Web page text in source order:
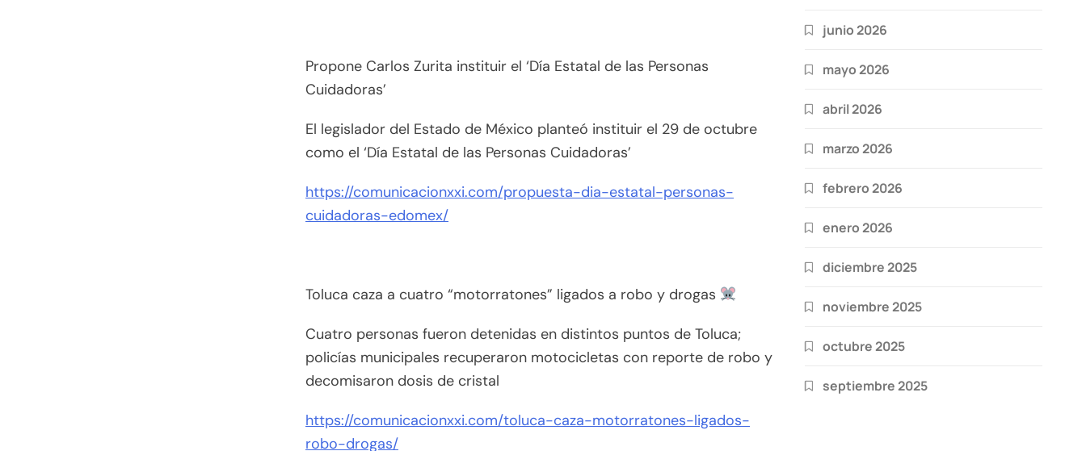
Propone Carlos Zurita instituir el ‘Día Estatal de las Personas
Cuidadoras’
El legislador del Estado de México planteó instituir el 29 de octubre
como el ‘Día Estatal de las Personas Cuidadoras’
https://comunicacionxxi.com/propuesta-dia-estatal-personas-
cuidadoras-edomex/
Toluca caza a cuatro “motorratones” ligados a robo y drogas
Cuatro personas fueron detenidas en distintos puntos de Toluca;
policías municipales recuperaron motocicletas con reporte de robo y
decomisaron dosis de cristal
https://comunicacionxxi.com/toluca-caza-motorratones-ligados-
robo-drogas/
junio 2026
mayo 2026
abril 2026
marzo 2026
febrero 2026
enero 2026
diciembre 2025
noviembre 2025
octubre 2025
septiembre 2025